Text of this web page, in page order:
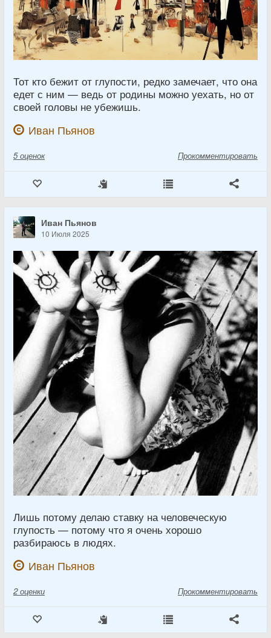
Тот кто бежит от глупости, редко замечает, что она
едет с ним — ведь от родины можно уехать, но от
своей головы не убежишь.
Иван Пьянов
5 оценок Прокомментировать
Иван Пьянов
10 Июля 2025
Лишь потому делаю ставку на человеческую
глупость — потому что я очень хорошо
разбираюсь в людях.
Иван Пьянов
2 оценки Прокомментировать